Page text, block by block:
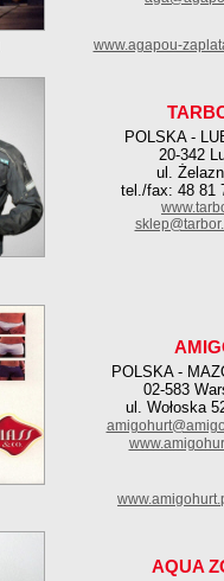
www.agapou-
POLSKA -
20-342
ul.
tel./fax: 48 81
POLSKA -
02-583
ul. Wołoska
AQUA